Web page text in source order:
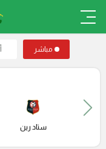
مباشر
ستاد رين